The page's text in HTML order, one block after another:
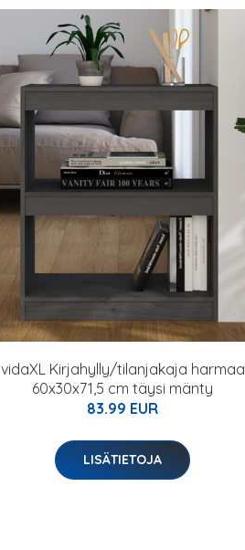
vidaXL Kirjahylly/tilanjakaja harmaa
60x30x71,5 cm täysi mänty
83.99 EUR
LISÄTIETOJA